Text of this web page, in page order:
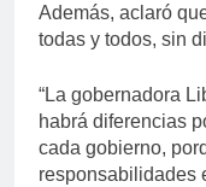
Además, aclaró
todas y todos, sin
“La gobernadora
habrá diferencias
cada gobierno,
responsabilidades